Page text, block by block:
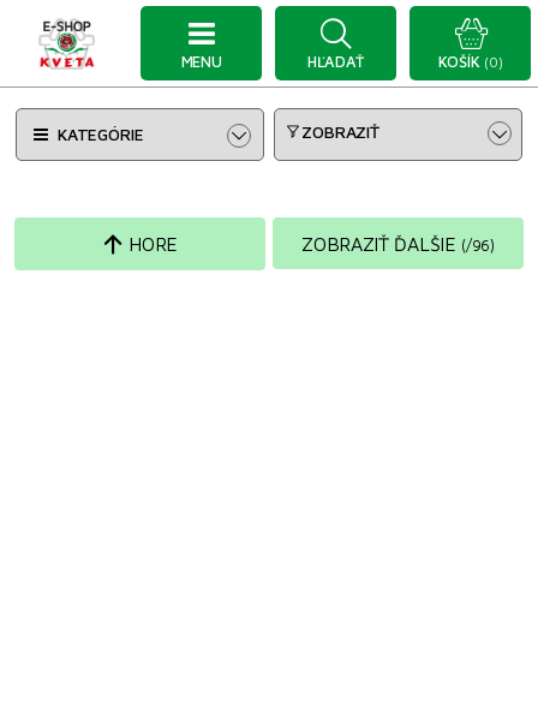
MENU HĽADAŤ KOŠÍK (0)
KATEGÓRIE ZOBRAZIŤ
ZOBRAZIŤ ĎALŠIE (/96)
HORE